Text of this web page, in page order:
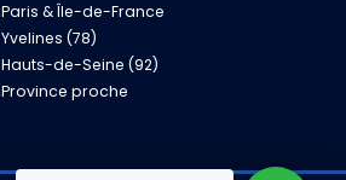
Paris & Île-de-France
Yvelines (78)
Hauts-de-Seine (92)
Province proche